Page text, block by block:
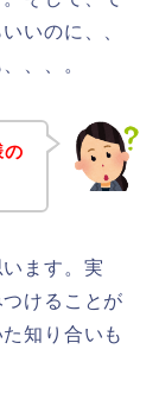
いのに、、
、、。
の
ます。実
けることが
知り合いも